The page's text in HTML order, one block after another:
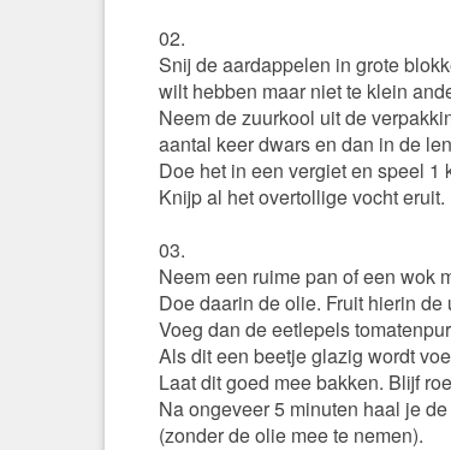
02.
Snij de aardappelen in grote
wilt hebben maar niet te klein
Neem de zuurkool uit de
aantal keer dwars en dan in de
Doe het in een vergiet en speel 1
Knijp al het overtollige vocht eruit.
03.
Neem een ruime pan of een wok
Doe daarin de olie. Fruit hierin de
Voeg dan de eetlepels
Als dit een beetje glazig wordt
Laat dit goed mee bakken. Blijf
Na ongeveer 5 minuten haal je
(zonder de olie mee te nemen).